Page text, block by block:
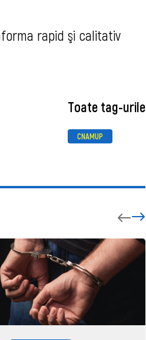
rapid şi calitativ
Toate tag-urile
CNAMUP